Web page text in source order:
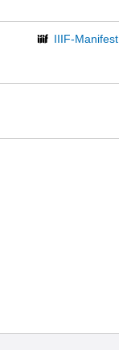
IIIF-Manifest